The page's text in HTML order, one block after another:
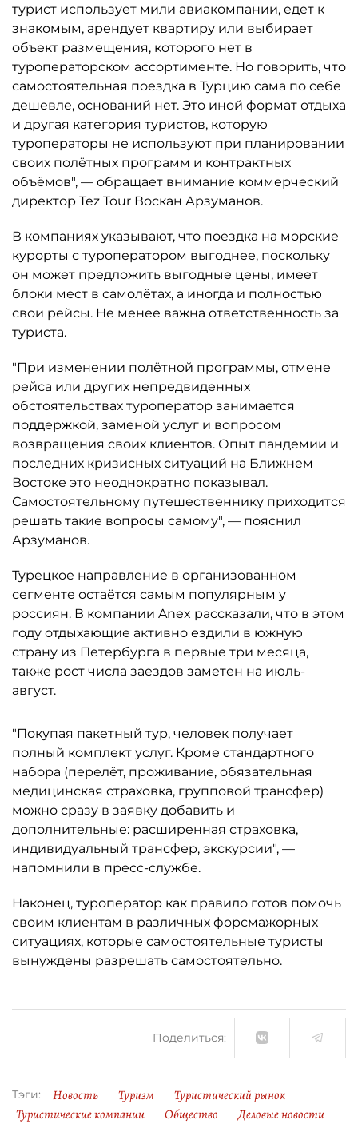
турист использует мили авиакомпании, едет к
знакомым, арендует квартиру или выбирает
объект размещения, которого нет в
туроператорском ассортименте. Но говорить, что
самостоятельная поездка в Турцию сама по себе
дешевле, оснований нет. Это иной формат отдыха
и другая категория туристов, которую
туроператоры не используют при планировании
своих полётных программ и контрактных
объёмов", — обращает внимание коммерческий
директор Tez Tour Воскан Арзуманов.
В компаниях указывают, что поездка на морские
курорты с туроператором выгоднее, поскольку
он может предложить выгодные цены, имеет
блоки мест в самолётах, а иногда и полностью
свои рейсы. Не менее важна ответственность за
туриста.
"При изменении полётной программы, отмене
рейса или других непредвиденных
обстоятельствах туроператор занимается
поддержкой, заменой услуг и вопросом
возвращения своих клиентов. Опыт пандемии и
последних кризисных ситуаций на Ближнем
Востоке это неоднократно показывал.
Самостоятельному путешественнику приходится
решать такие вопросы самому", — пояснил
Арзуманов.
Турецкое направление в организованном
сегменте остаётся самым популярным у
россиян. В компании Anex рассказали, что в этом
году отдыхающие активно ездили в южную
страну из Петербурга в первые три месяца,
также рост числа заездов заметен на июль-
август.
"Покупая пакетный тур, человек получает
полный комплект услуг. Кроме стандартного
набора (перелёт, проживание, обязательная
медицинская страховка, групповой трансфер)
можно сразу в заявку добавить и
дополнительные: расширенная страховка,
индивидуальный трансфер, экскурсии", —
напомнили в пресс-службе.
Наконец, туроператор как правило готов помочь
своим клиентам в различных форсмажорных
ситуациях, которые самостоятельные туристы
вынуждены разрешать самостоятельно.
Поделиться:
Тэги: Новость Туризм
Туристический рынок
Туристические компании
Общество
Деловые новости